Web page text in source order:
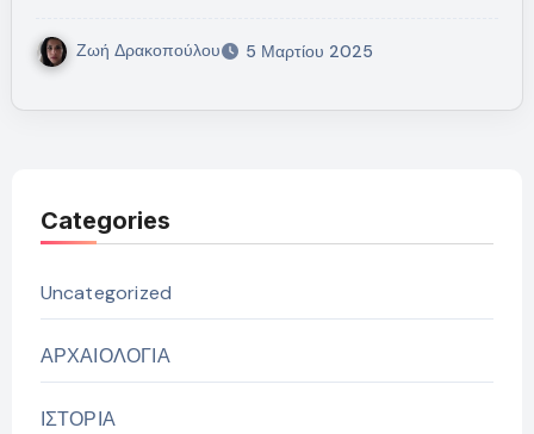
Ζωή Δρακοπούλου 5 Μαρτίου 2025
Categories
Uncategorized
ΑΡΧΑΙΟΛΟΓΙΑ
ΙΣΤΟΡΙΑ